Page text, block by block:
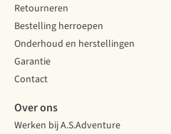
Retourneren
Bestelling herroepen
Onderhoud en herstellingen
Garantie
Contact
Over ons
Werken bij A.S.Adventure